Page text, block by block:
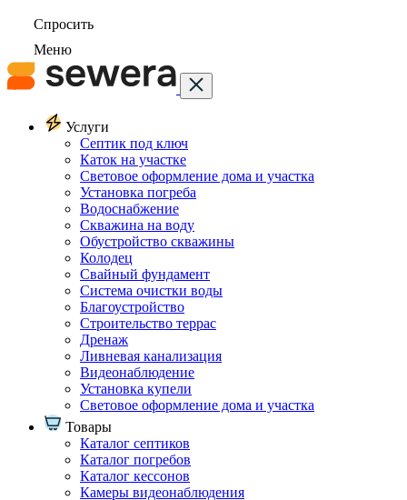
Спросить
Меню
Услуги
Септик под ключ
Каток на участке
Световое оформление дома и участка
Установка погреба
Водоснабжение
Скважина на воду
Обустройство скважины
Колодец
Свайный фундамент
Система очистки воды
Благоустройство
Строительство террас
Дренаж
Ливневая канализация
Видеонаблюдение
Установка купели
Световое оформление дома и участка
Товары
Каталог септиков
Каталог погребов
Каталог кессонов
Камеры видеонаблюдения